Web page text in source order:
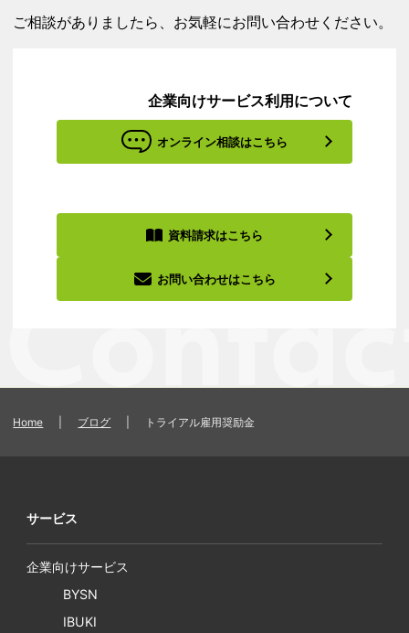
ご相談がありましたら、お気軽にお問い合わせください。
企業向けサービス利用について
オンライン相談はこちら
資料請求はこちら
お問い合わせはこちら
Home ブログ トライアル雇用奨励金
サービス
企業向けサービス
BYSN
IBUKI